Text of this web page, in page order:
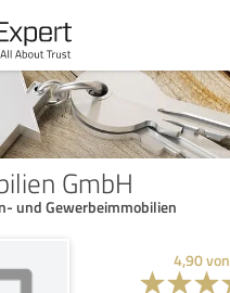
GmbH
und Gewerbeimmobilien
4,90von